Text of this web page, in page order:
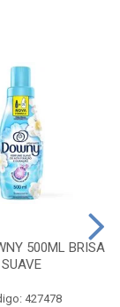
500ML BRISA
SUAVE
427478